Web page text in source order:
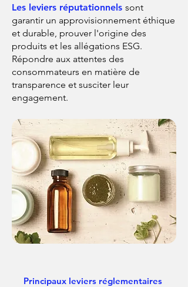
Les leviers réputationnels sont
garantir un approvisionnement éthique
et durable, prouver l'origine des
produits et les allégations ESG.
Répondre aux attentes des
consommateurs en matière de
transparence et susciter leur
engagement.
Principaux leviers réglementaires